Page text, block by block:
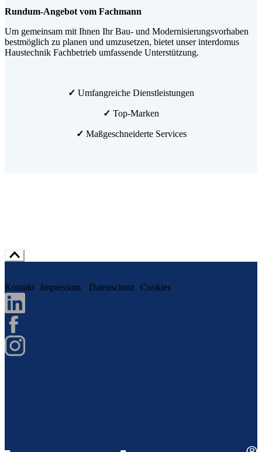
Rundum-Angebot vom Fachmann
Um gemeinsam mit Ihnen Ihr Bau- und Modernisierungsvorhaben
bestmöglich zu planen und umzusetzen, bietet unser interdomus
Haustechnik Fachbetrieb umfassende Unterstützung.
✓ Umfangreiche Dienstleistungen
✓ Top-Marken
✓ Maßgeschneiderte Services
Kontakt Impressum Datenschutz Cookies